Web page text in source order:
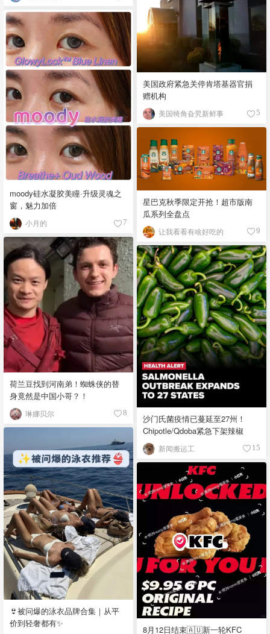
美国政府紧急关停肯塔基器官捐
赠机构
美国犄角旮旯新鲜事 5
moody硅水凝胶美瞳·升级灵魂之
窗，魅力加倍
小月的 7
星巴克秋季限定开抢！超市版南
瓜系列全盘点
让我看看有啥好吃的 9
荷兰豆找到河南弟！蜘蛛侠的替
身竟然是中国小哥？！
琳娜贝尔 8
沙门氏菌疫情已蔓延至27州！
Chipotle/Qdoba紧急下架辣椒
新闻搬运工 15
👙被问爆的泳衣品牌合集｜从平
价到轻奢都有✨
8月12日结束🇦🇺新一轮KFC